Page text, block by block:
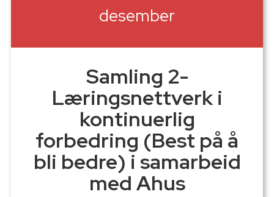
desember
Samling 2-
Læringsnettverk i
kontinuerlig
forbedring (Best på å
bli bedre) i samarbeid
med Ahus